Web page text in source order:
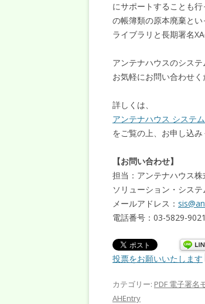
にサポートすることも
の帳簿類の原本廃棄と
ライブラリと長期署名
アンテナハウスのシス
お気軽にお問い合わせく
詳しくは、
アンテナハウス システ
をご覧の上、お申し込み
【お問い合わせ】
担当：アンテナハウス株
ソリューション・シス
メールアドレス：
電話番号：03-5829-9021
投票をお願いいたします
カテゴリー: PDF 電子署名
AHEntry